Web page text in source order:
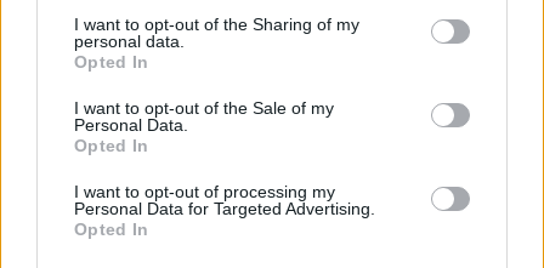
I want to opt-out of the Sharing of my
personal data.
Opted In
I want to opt-out of the Sale of my
Personal Data.
Opted In
I want to opt-out of processing my
Personal Data for Targeted Advertising.
Opted In
προαγωγή της ψυχικής υγείας. Μαζί, στοχεύουμε να
προσφέρουμε ουσιαστικές ευκαιρίες στους νέους που
τις χρειάζονται περισσότερο».
Η Breathe Hellas δεσμεύεται να συνεχίσει το έργο της για
την προαγωγή της ψυχικής υγείας, προσφέροντας
εργαλεία και πόρους αυτοφροντίδας σε όλους. Μέσα